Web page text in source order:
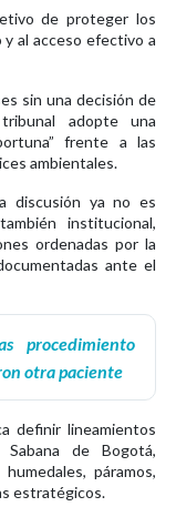
de proteger los
al acceso efectivo a
sin una decisión de
adopte una
frente a las
ambientales.
discusión ya no es
institucional,
ordenadas por la
ante el
procedimiento
otra paciente
definir lineamientos
de Bogotá,
páramos,
estratégicos.